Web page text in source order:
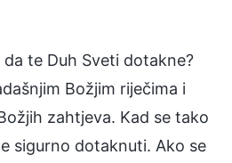
te Duh Sveti dotakne?
Božjim riječima i
zahtjeva. Kad se tako
sigurno dotaknuti. Ako se